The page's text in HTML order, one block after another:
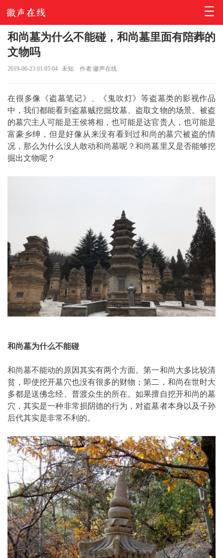
和尚墓为什么不能碰，和尚墓里面有陪葬的
文物吗
2019-06-23 01:05:04 未知 作者:徽声在线
在很多像《盗墓笔记》、《鬼吹灯》等盗墓类的影视作品
中，我们都能看到盗墓贼挖掘坟墓、盗取文物的场景。被盗
的墓穴主人可能是王侯将相，也可能是达官贵人，也可能是
富豪乡绅，但是好像从来没有看到过和尚的墓穴被盗的情
况，那么为什么没人敢动和尚墓呢？和尚墓里又是否能够挖
掘出文物呢？
和尚墓为什么不能碰
和尚墓不能动的原因其实有两个方面。第一和尚大多比较清
贫，即使挖开墓穴也没有很多的财物；第二，和尚在世时大
多都是送佛念经、普渡众生的所在。如果擅自挖开和尚的墓
穴，其实是一种非常损阴德的行为，对盗墓者本身以及子孙
后代其实是非常不利的。